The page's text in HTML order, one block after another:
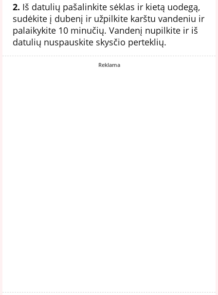
2. Iš datulių pašalinkite sėklas ir kietą uodegą,
sudėkite į dubenį ir užpilkite karštu vandeniu ir
palaikykite 10 minučių. Vandenį nupilkite ir iš
datulių nuspauskite skysčio perteklių.
Reklama